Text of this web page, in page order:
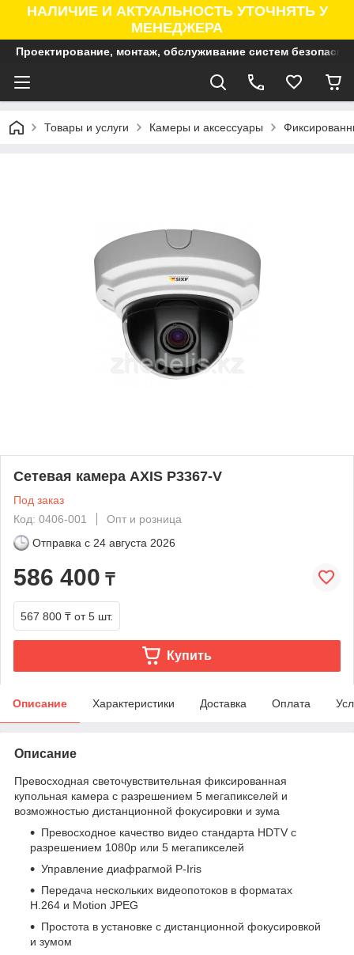
НАЛИЧИЕ И АКТУАЛЬНОСТЬ УТОЧНЯТЬ У
МЕНЕДЖЕРА
Проектирование, монтаж, обслуживание систем
Товары и услуги Камеры и аксессуары
Сетевая камера AXIS P3367-V
Под заказ
Код: 0406-001
Опт и розница
Отправка с 24 августа 2026
586 400 ₸
567 800 ₸ от 5 шт.
Купить
Описание Характеристики Доставка Оплата
Описание
Превосходная светочувствительная фиксированная
купольная камера с разрешением 5 мегапикселей и
возможностью дистанционной фокусировки и зума
Превосходное качество видео стандарта HDTV с
разрешением 1080p или 5 мегапикселей
Управление диафрагмой P-Iris
Передача нескольких видеопотоков в форматах
H.264 и Motion JPEG
Простота в установке с дистанционной фокусировкой
и зумом